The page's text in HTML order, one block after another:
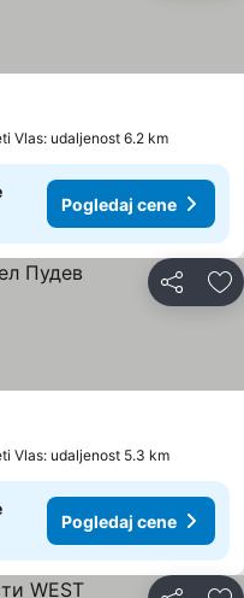
Vlas: udaljenost 6.2 km
Pogledaj cene
Deli
Vlas: udaljenost 5.3 km
Pogledaj cene